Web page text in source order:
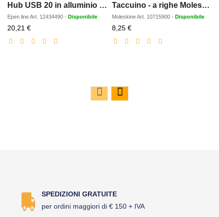
Hub USB 20 in alluminio riciclato RCS Rise
Epen lineArt. 12434490 - Disponibile
20,21 €Prezzo
scontato
Taccuino - a righe Moleskine Cahier XL
MoleskineArt. 10715900 - Disponibile
8,25 €Prezzo
scontato
SPEDIZIONI GRATUITE
per ordini maggiori di € 150 + IVA